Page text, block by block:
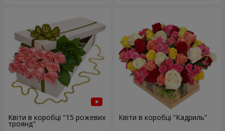
Квіти в коробці "15 рожевих
троянд"
Квіти в коробці “Кадриль”